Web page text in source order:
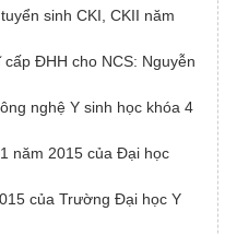
sinh CKI, CKII năm
ĐHH cho NCS: Nguyễn
nghệ Y sinh học khóa 4
năm 2015 của Đại học
của Trường Đại học Y